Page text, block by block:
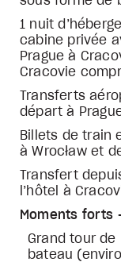
1 nuit
cabine privée
Prague à
Cracovie
Transferts
départ à
Billets de train
à Wrocław et
Transfert
l’hôtel à
Moments forts
Grand tour de
bateau